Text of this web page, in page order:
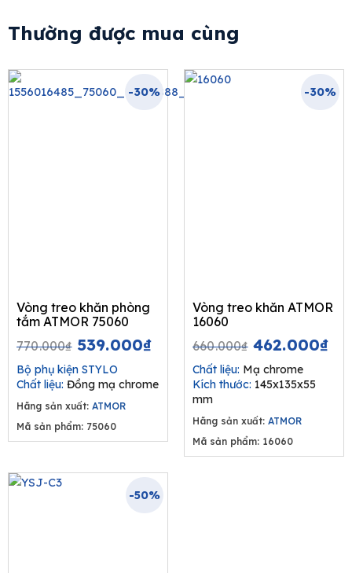
Thường được mua cùng
-30%
Vòng treo khăn phòng
tắm ATMOR 75060
770.000₫ Original
price
was:
770.000₫.
539.000₫Current
is:
539.000₫.
Bộ phụ kiện STYLO
Chất liệu: Đồng mạ chrome
Hãng sản xuất: ATMOR
Mã sản phẩm: 75060
-30%
Vòng treo khăn ATMOR
16060
660.000₫ Original
price
was:
462.000₫
Chất liệu: Mạ chrome
Kích thước: 145x135x55
mm
Hãng sản xuất: ATMOR
Mã sản phẩm: 16060
-50%